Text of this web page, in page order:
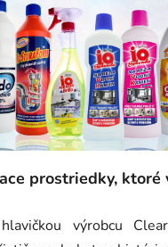
prostriedky, ktoré
výrobcu